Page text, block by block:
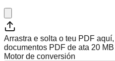
Arrastra e solta o teu PDF
documentos PDF de ata 20 MB
Motor de conversión